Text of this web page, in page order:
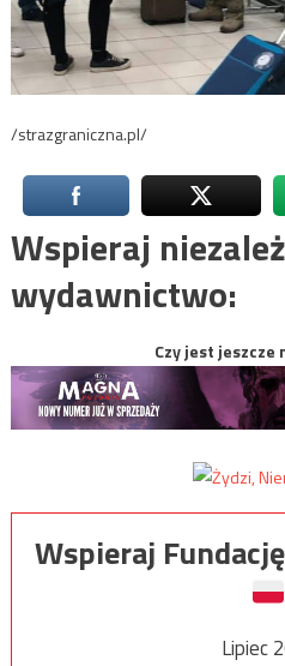
/strazgraniczna.pl/
Wspieraj
wydawnictwo:
Czy jest jeszcze
Wspieraj
Lipiec